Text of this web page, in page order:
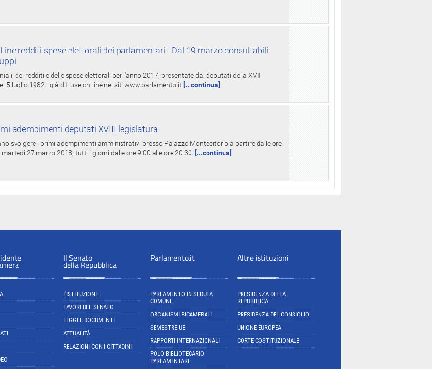
redditi spese elettorali dei parlamentari - Dal 19 marzo consultabili
dei redditi e delle spese elettorali per l'anno 2017, presentate dai deputati della XVII
5 luglio 1982 - già diffuse on-line nei siti www.parlamento.it [...continua]
adempimenti deputati XVIII legislatura
svolgere i primi adempimenti amministrativi presso Palazzo Montecitorio a partire dalle ore
27 marzo 2018, tutti i giorni dalle ore 9.00 alle ore 20.30.
[...continua]
Il Senato
della Repubblica
L'ISTITUZIONE
LAVORI DEL SENATO
LEGGI E DOCUMENTI
ATTUALITÀ
RELAZIONI CON I CITTADINI
Parlamento.it
PARLAMENTO IN SEDUTA
COMUNE
ORGANISMI BICAMERALI
SEMESTRE UE
RAPPORTI INTERNAZIONALI
POLO BIBLIOTECARIO
PARLAMENTARE
Altre istituzioni
PRESIDENZA DELLA
REPUBBLICA
PRESIDENZA DEL CONSIGLIO
UNIONE EUROPEA
CORTE COSTITUZIONALE